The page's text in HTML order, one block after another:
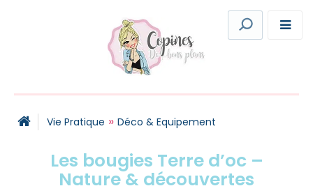
Vie Pratique » Déco & Equipement
Les bougies Terre d’oc –
Nature & découvertes